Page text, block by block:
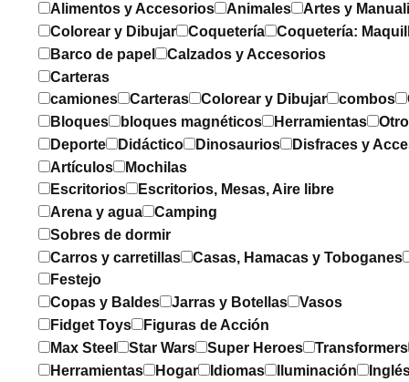
Alimentos y Accesorios
Animales
Artes y
Colorear y Dibujar
Coquetería Coquetería:
Barco de papel
Calzados y Accesorios
Carteras
camiones
Carteras Colorear y Dibujar combos
Bloques
bloques magnéticos Herramientas
Deporte
Didáctico Dinosaurios Disfraces y
Artículos
Mochilas
Escritorios
Escritorios, Mesas, Aire libre
Arena y agua
Camping
Sobres de dormir
Carros y carretillas
Casas, Hamacas y Toboganes
Festejo
Copas y Baldes
Jarras y Botellas
Vasos
Fidget Toys
Figuras de Acción
Max Steel
Star Wars Super Heroes Transformers
Herramientas
Hogar Idiomas Iluminación